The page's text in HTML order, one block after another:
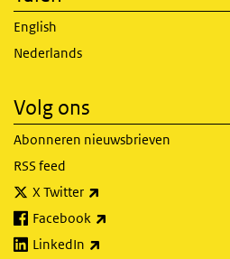
English
Nederlands
Volg ons
Abonneren nieuwsbrieven
RSS feed
X Twitter
Facebook
LinkedIn